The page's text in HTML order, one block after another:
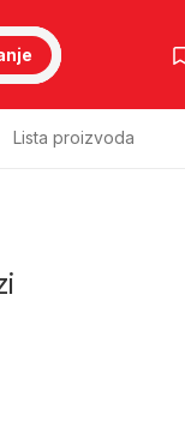
Lista proizvoda